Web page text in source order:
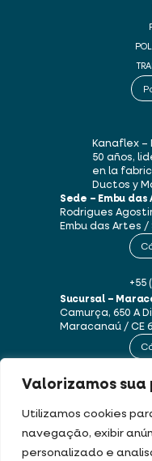
Valorizamos
Utilizamos cookies
navegação, exibir
personalizado e
Kanaflex –
50 años,
en la
Ductos y
Sede – Embu das
Rodrigues
Embu das Artes /
+55
Sucursal –
Camurça, 650 A
Maracanaú / CE
+55
Este sitio web utiliza cookies